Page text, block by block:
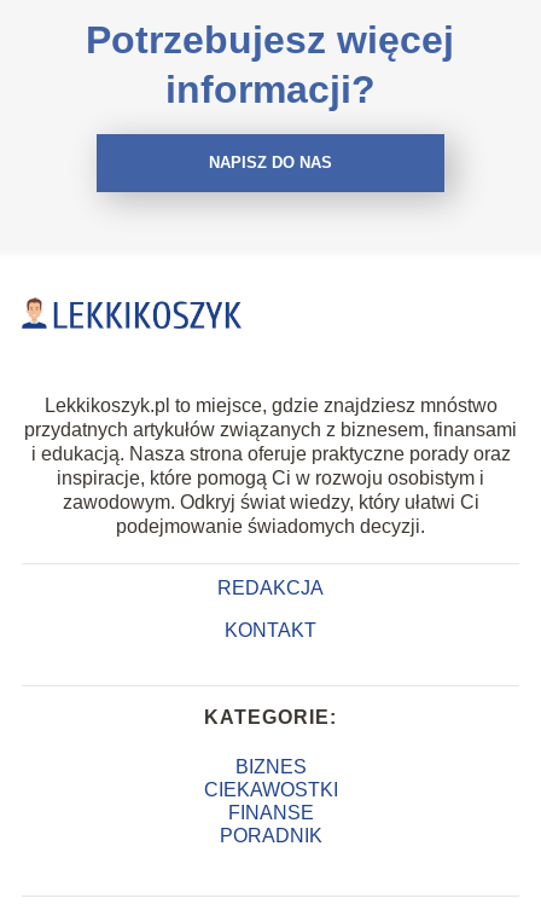
Potrzebujesz więcej
informacji?
NAPISZ DO NAS
Lekkikoszyk.pl to miejsce, gdzie znajdziesz mnóstwo
przydatnych artykułów związanych z biznesem, finansami
i edukacją. Nasza strona oferuje praktyczne porady oraz
inspiracje, które pomogą Ci w rozwoju osobistym i
zawodowym. Odkryj świat wiedzy, który ułatwi Ci
podejmowanie świadomych decyzji.
REDAKCJA
KONTAKT
KATEGORIE:
BIZNES
CIEKAWOSTKI
FINANSE
PORADNIK